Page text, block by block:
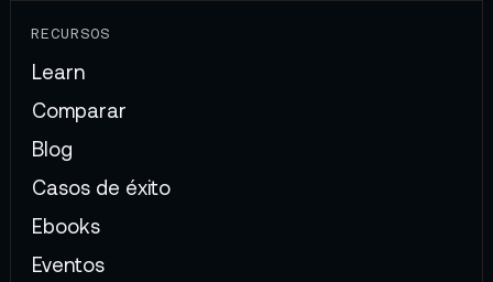
RECURSOS
Learn
Comparar
Blog
Casos de éxito
Ebooks
Eventos